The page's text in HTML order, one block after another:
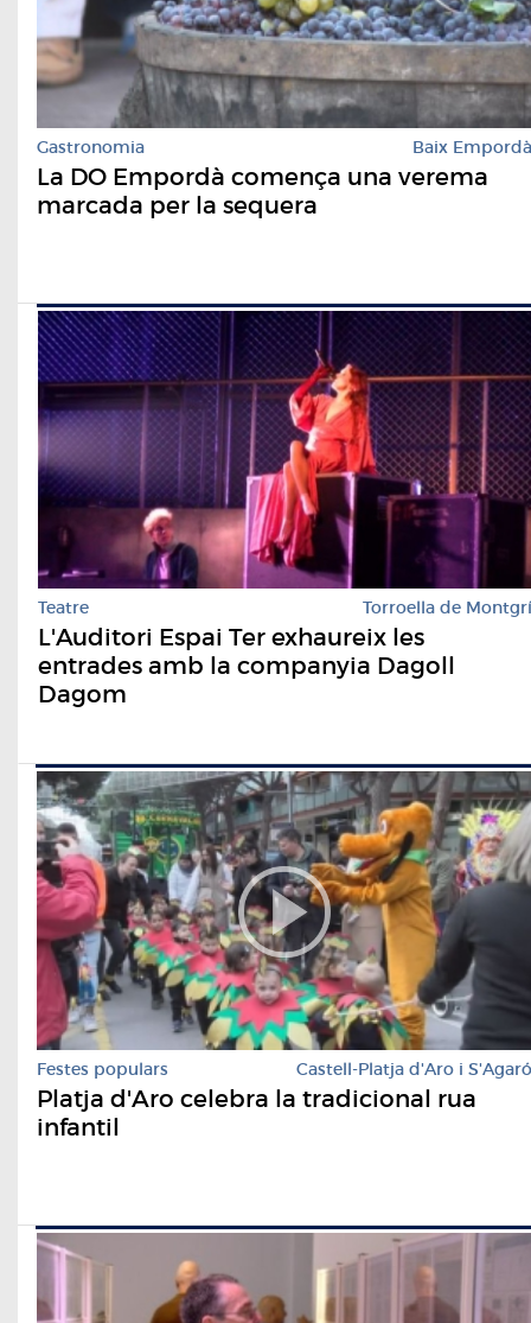
Gastronomia Baix Empordà
La DO Empordà comença una verema
marcada per la sequera
Teatre Torroella de Montgrí
L'Auditori Espai Ter exhaureix les
entrades amb la companyia Dagoll
Dagom
Festes populars Castell-Platja d'Aro i S'Agaró
Platja d'Aro celebra la tradicional rua
infantil